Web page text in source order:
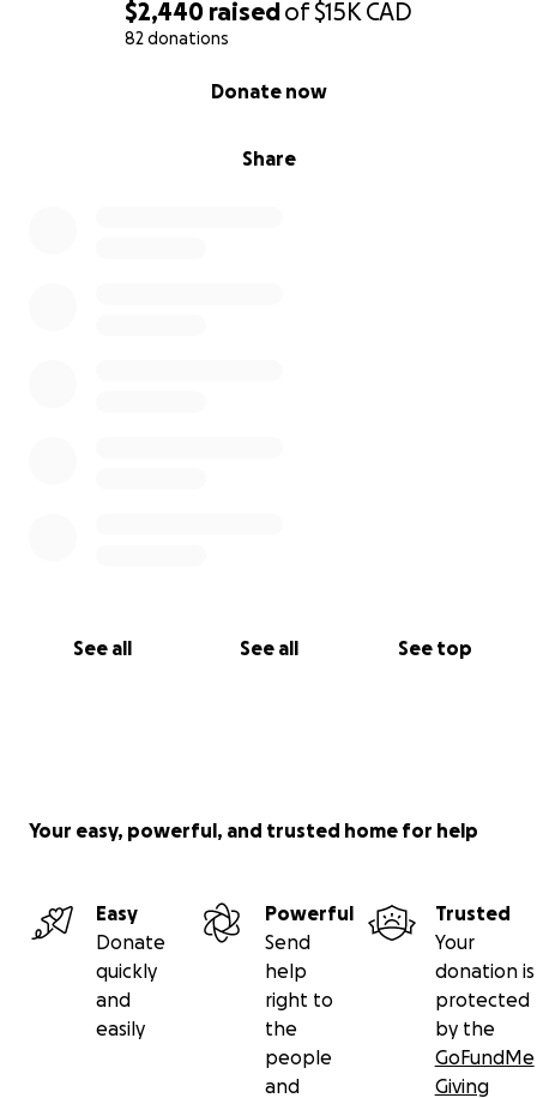
$2,440 raisedof$15K CAD
82 donations
Share
Donate now
See all See all See top
Your easy, powerful, and trusted home for help
Easy
Donate
quickly
and
easily
Powerful
Send
help
right to
the
people
and
Trusted
Your
donation is
protected
by the
GoFundMe
Giving